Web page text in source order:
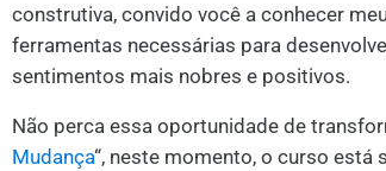
construtiva, convido você a conhecer
ferramentas necessárias para
sentimentos mais nobres e positivos.
Não perca essa oportunidade de
Mudança“, neste momento, o curso